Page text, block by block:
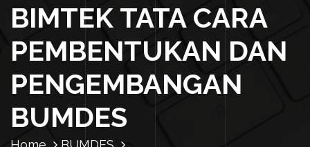
BIMTEK TATA CARA
PEMBENTUKAN DAN
PENGEMBANGAN
BUMDES